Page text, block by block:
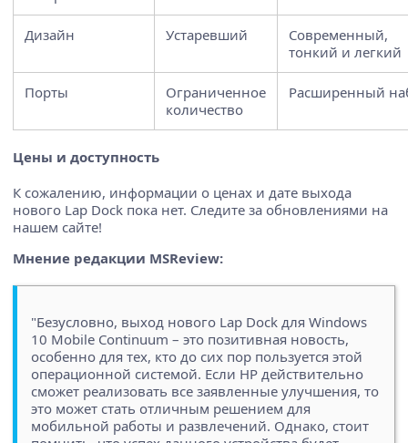
Дизайн Устаревший
Современный,
тонкий и легкий
Порты
Ограниченное
количество
Расширенный
Цены и доступность
К сожалению, информации о ценах и дате выхода
нового Lap Dock пока нет. Следите за обновлениями на
нашем сайте!
Мнение редакции MSReview:
"Безусловно, выход нового Lap Dock для Windows
10 Mobile Continuum – это позитивная новость,
особенно для тех, кто до сих пор пользуется этой
операционной системой. Если HP действительно
сможет реализовать все заявленные улучшения, то
это может стать отличным решением для
мобильной работы и развлечений. Однако, стоит